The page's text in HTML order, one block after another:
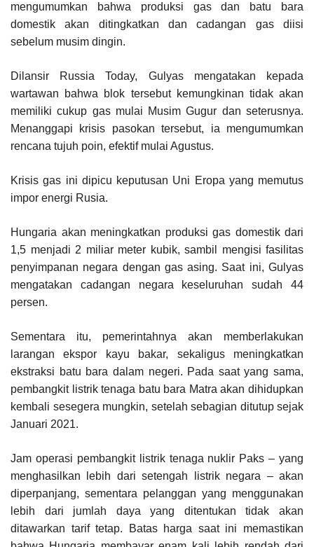
mengumumkan bahwa produksi gas dan batu bara
domestik akan ditingkatkan dan cadangan gas diisi
sebelum musim dingin.
Dilansir Russia Today, Gulyas mengatakan kepada
wartawan bahwa blok tersebut kemungkinan tidak akan
memiliki cukup gas mulai Musim Gugur dan seterusnya.
Menanggapi krisis pasokan tersebut, ia mengumumkan
rencana tujuh poin, efektif mulai Agustus.
Krisis gas ini dipicu keputusan Uni Eropa yang memutus
impor energi Rusia.
Hungaria akan meningkatkan produksi gas domestik dari
1,5 menjadi 2 miliar meter kubik, sambil mengisi fasilitas
penyimpanan negara dengan gas asing. Saat ini, Gulyas
mengatakan cadangan negara keseluruhan sudah 44
persen.
Sementara itu, pemerintahnya akan memberlakukan
larangan ekspor kayu bakar, sekaligus meningkatkan
ekstraksi batu bara dalam negeri. Pada saat yang sama,
pembangkit listrik tenaga batu bara Matra akan dihidupkan
kembali sesegera mungkin, setelah sebagian ditutup sejak
Januari 2021.
Jam operasi pembangkit listrik tenaga nuklir Paks – yang
menghasilkan lebih dari setengah listrik negara – akan
diperpanjang, sementara pelanggan yang menggunakan
lebih dari jumlah daya yang ditentukan tidak akan
ditawarkan tarif tetap. Batas harga saat ini memastikan